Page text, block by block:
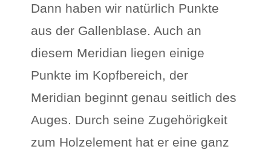
Dann haben wir natürlich Punkte
aus der Gallenblase. Auch an
diesem Meridian liegen einige
Punkte im Kopfbereich, der
Meridian beginnt genau seitlich des
Auges. Durch seine Zugehörigkeit
zum Holzelement hat er eine ganz